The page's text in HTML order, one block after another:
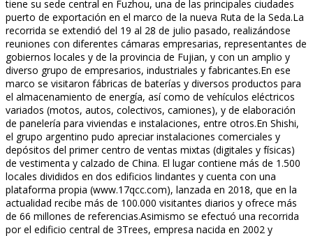
tiene su sede central en Fuzhou, una de las principales ciudades
puerto de exportación en el marco de la nueva Ruta de la Seda.La
recorrida se extendió del 19 al 28 de julio pasado, realizándose
reuniones con diferentes cámaras empresarias, representantes de
gobiernos locales y de la provincia de Fujian, y con un amplio y
diverso grupo de empresarios, industriales y fabricantes.En ese
marco se visitaron fábricas de baterías y diversos productos para
el almacenamiento de energía, así como de vehículos eléctricos
variados (motos, autos, colectivos, camiones), y de elaboración
de panelería para viviendas e instalaciones, entre otros.En Shishi,
el grupo argentino pudo apreciar instalaciones comerciales y
depósitos del primer centro de ventas mixtas (digitales y físicas)
de vestimenta y calzado de China. El lugar contiene más de 1.500
locales divididos en dos edificios lindantes y cuenta con una
plataforma propia (www.17qcc.com), lanzada en 2018, que en la
actualidad recibe más de 100.000 visitantes diarios y ofrece más
de 66 millones de referencias.Asimismo se efectuó una recorrida
por el edificio central de 3Trees, empresa nacida en 2002 y